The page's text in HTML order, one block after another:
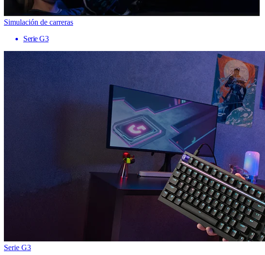
Simulación de carreras
Serie G3
Serie G3